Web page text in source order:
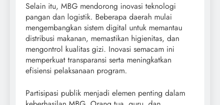
Selain itu, MBG mendorong inovasi teknologi
pangan dan logistik. Beberapa daerah mulai
mengembangkan sistem digital untuk memantau
distribusi makanan, memastikan higienitas, dan
mengontrol kualitas gizi. Inovasi semacam ini
memperkuat transparansi serta meningkatkan
efisiensi pelaksanaan program.
Partisipasi publik menjadi elemen penting dalam